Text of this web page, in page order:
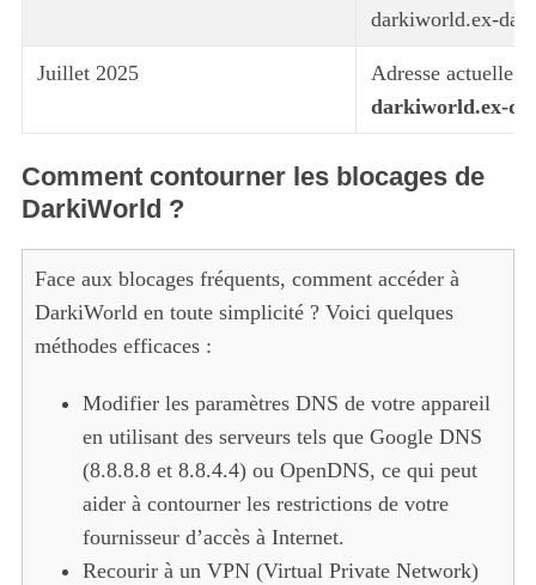
darkiworld.ex-
Juillet 2025
Adresse actuelle
darkiworld.ex-
Comment contourner les blocages de
DarkiWorld ?
Face aux blocages fréquents, comment accéder à
DarkiWorld en toute simplicité ? Voici quelques
méthodes efficaces :
Modifier les paramètres DNS de votre appareil
en utilisant des serveurs tels que Google DNS
(8.8.8.8 et 8.8.4.4) ou OpenDNS, ce qui peut
aider à contourner les restrictions de votre
fournisseur d’accès à Internet.
Recourir à un VPN (Virtual Private Network)